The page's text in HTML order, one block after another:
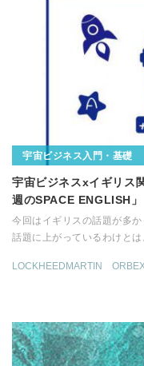
宇宙ビジネス入門・基礎
宇宙ビジネスxイギリス
週のSPACE ENGLISH」
今回はイギリスの話題が多
話題に上がっているわけとは
LOCKHEEDMARTIN